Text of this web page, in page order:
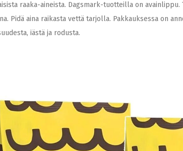
raaka-aineista. Dagsmark-tuotteilla on avainlippu.
Pidä aina raikasta vettä tarjolla. Pakkauksessa on
iästä ja rodusta.